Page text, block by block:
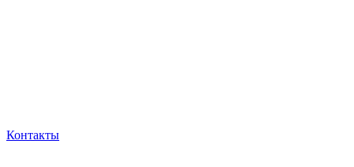
Контакты